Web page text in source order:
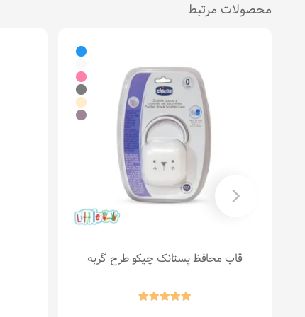
محصولات مرتبط
قاب محافظ پستانک چیکو طرح گربه